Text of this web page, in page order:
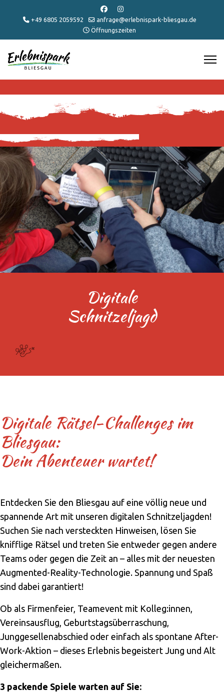
+49 6805 2059592
anfrage@erlebnispark-bliesgau.de
Öffnungszeiten
Digitale
Schnitzeljagd
Digitale Rätsel-Challenges im
Bliesgau:
Dein Abenteuer wartet!
Entdecken Sie den Bliesgau auf eine völlig neue und
spannende Art mit unseren digitalen Schnitzeljagden!
Suchen Sie nach versteckten Hinweisen, lösen Sie
knifflige Rätsel und treten Sie entweder gegen andere
Teams oder gegen die Zeit an – alles mit der neuesten
Augmented-Reality-Technologie. Spannung und Spaß
sind dabei garantiert!
Ob als Firmenfeier, Teamevent mit Kolleg:innen,
Vereinsausflug, Geburtstagsüberraschung,
Junggesellenabschied oder einfach als spontane After-
Work-Aktion – dieses Erlebnis begeistert Jung und Alt
gleichermaßen.
3 packende Spiele warten auf Sie: